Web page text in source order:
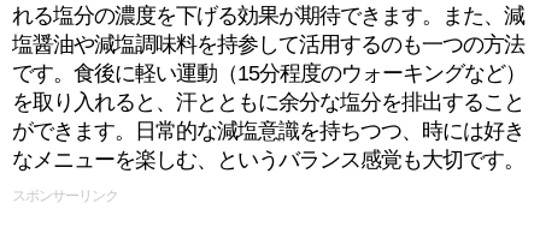
れる塩分の濃度を下げる効果が期待できます。また、減
塩醤油や減塩調味料を持参して活用するのも一つの方法
です。食後に軽い運動（15分程度のウォーキングなど）
を取り入れると、汗とともに余分な塩分を排出すること
ができます。日常的な減塩意識を持ちつつ、時には好き
なメニューを楽しむ、というバランス感覚も大切です。
スポンサーリンク